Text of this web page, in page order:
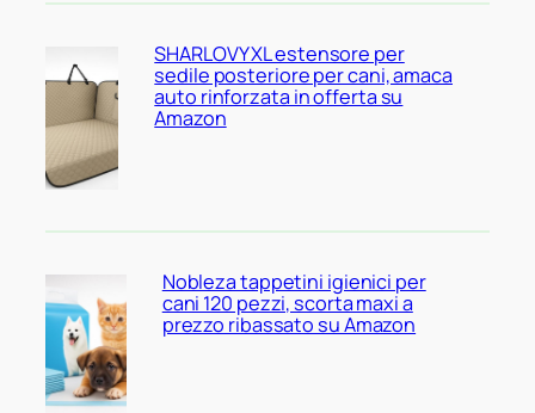
SHARLOVY XL estensore per
sedile posteriore per cani, amaca
auto rinforzata in offerta su
Amazon
Nobleza tappetini igienici per
cani 120 pezzi, scorta maxi a
prezzo ribassato su Amazon